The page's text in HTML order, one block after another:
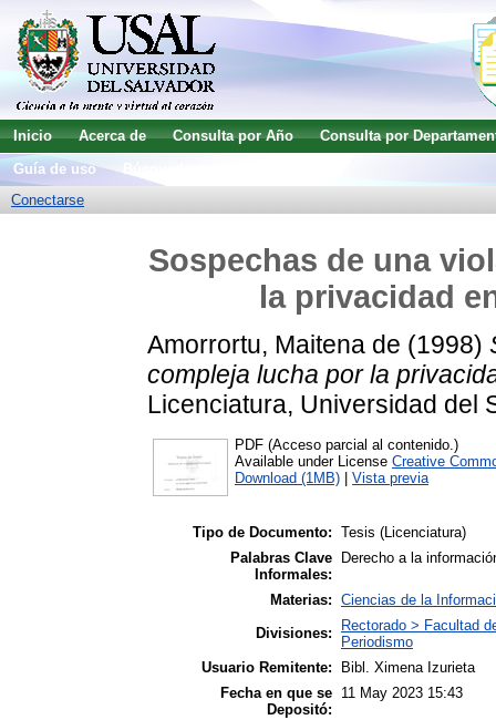
Inicio Acerca de Consulta por Año
Consulta por
Guía de uso
Conectarse
Sospechas de una
la privacidad
Amorrortu, Maitena de (1998)
compleja lucha por la
Licenciatura, Universidad del
PDF (Acceso parcial al contenido.)
Available under License Creative
Download (1MB)
Vista previa
Tipo de Documento: Tesis (Licenciatura)
Palabras Clave
Informales:
Derecho a la
Materias: Ciencias de la
Divisiones:
Rectorado > Facultad
Periodismo
Usuario Remitente:
Bibl. Ximena Izurieta
Fecha en que se
Depositó:
11 May 2023 15:43